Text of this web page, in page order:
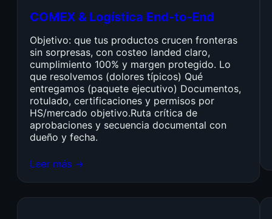
COMEX & Logística End-to-End
Objetivo: que tus productos crucen fronteras
sin sorpresas, con costeo landed claro,
cumplimiento 100% y margen protegido. Lo
que resolvemos (dolores típicos) Qué
entregamos (paquete ejecutivo) Documentos,
rotulado, certificaciones y permisos por
HS/mercado objetivo.Ruta crítica de
aprobaciones y secuencia documental con
dueño y fecha.
Leer más →